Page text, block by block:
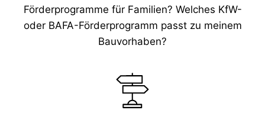
Förderprogramme für Familien? Welches KfW-
oder BAFA-Förderprogramm passt zu meinem
Bauvorhaben?